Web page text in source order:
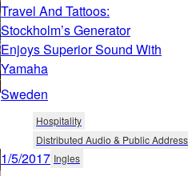
Travel And Tattoos:
Stockholm’s Generator
Enjoys Superior Sound With
Yamaha
Sweden
Hospitality
Distributed Audio & Public Address
1/5/2017 Ingles